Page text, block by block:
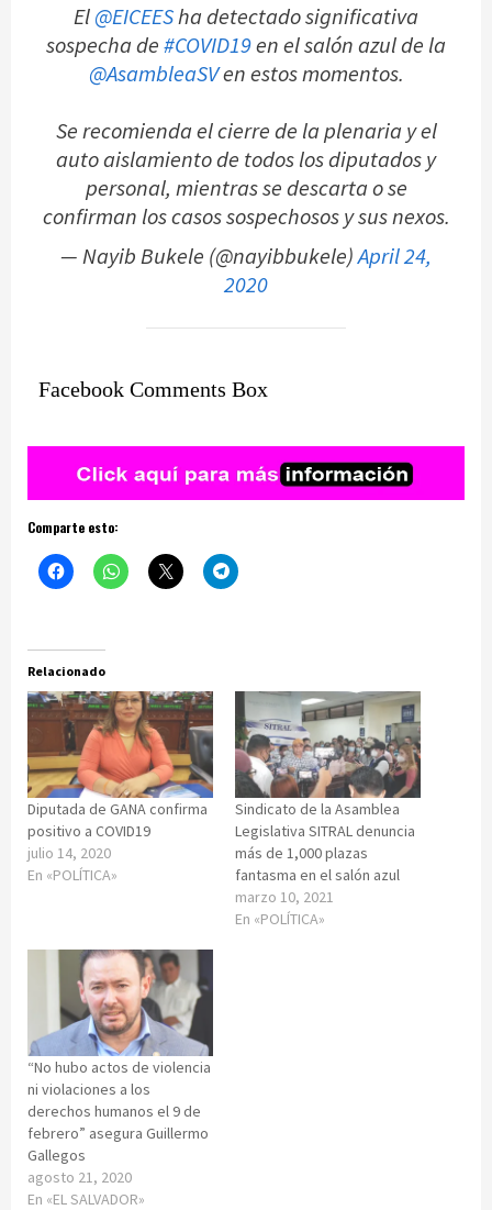
El@EICEESha detectado significativa
sospecha de#COVID19en el salón azul de la
@AsambleaSVen estos momentos.
Se recomienda el cierre de la plenaria y el
auto aislamiento de todos los diputados y
personal, mientras se descarta o se
confirman los casos sospechosos y sus nexos.
— Nayib Bukele (@nayibbukele)April 24,
2020
Facebook Comments Box
Comparte esto:
Relacionado
Diputada de GANA confirma
positivo a COVID19
julio 14, 2020
En «POLÍTICA»
Sindicato de la Asamblea
Legislativa SITRAL denuncia
más de 1,000 plazas
fantasma en el salón azul
marzo 10, 2021
En «POLÍTICA»
“No hubo actos de violencia
ni violaciones a los
derechos humanos el 9 de
febrero” asegura Guillermo
Gallegos
agosto 21, 2020
En «EL SALVADOR»